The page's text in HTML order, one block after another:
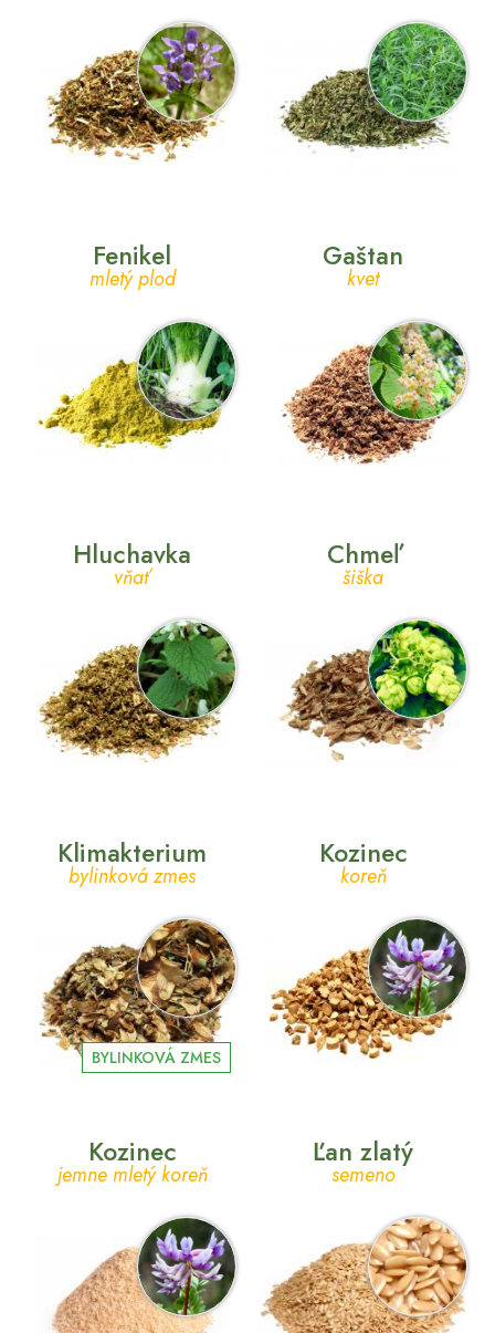
Fenikel
mletý plod
Gaštan
kvet
Hluchavka
vňať
Chmeľ
šiška
Klimakterium
bylinková zmes
BYLINKOVÁ ZMES
Kozinec
koreň
Kozinec
jemne mletý koreň
Ľan zlatý
semeno